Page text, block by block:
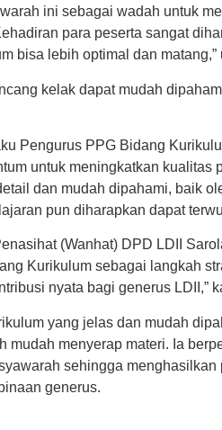
ini sebagai wadah untuk
para peserta sangat
bisa lebih optimal dan matang,”
kelak dapat mudah
Pengurus PPG Bidang
untuk meningkatkan kualitas
dan mudah dipahami, baik
pun diharapkan dapat
(Wanhat) DPD LDII
Kurikulum sebagai langkah
nyata bagi generus LDII,”
yang jelas dan mudah
mudah menyerap materi. Ia
sehingga
generus.